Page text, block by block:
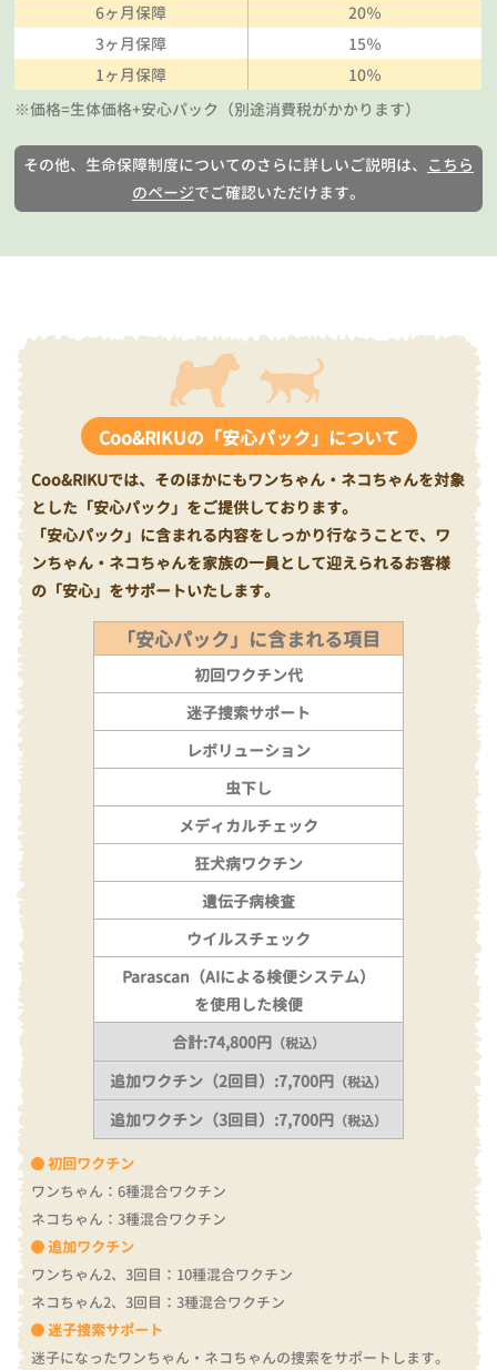
6ヶ月保障
20％
3ヶ月保障
15％
1ヶ月保障
10％
※価格=生体価格+安心パック（別途消費税がかかります）
その他、生命保障制度についてのさらに詳しいご説明は、 こちら
のページでご確認いただけます。
Coo&RIKUの「安心パック」について
Coo&RIKUでは、そのほかにもワンちゃん・ネコちゃんを対象
とした「安心パック」をご提供しております。
「安心パック」に含まれる内容をしっかり行なうことで、ワ
ンちゃん・ネコちゃんを家族の一員として迎えられるお客様
の「安心」をサポートいたします。
初回ワクチン
ワンちゃん：6種混合ワクチン
ネコちゃん：3種混合ワクチン
追加ワクチン
ワンちゃん2、3回目：10種混合ワクチン
ネコちゃん2、3回目：3種混合ワクチン
迷子捜索サポート
迷子になったワンちゃん・ネコちゃんの捜索をサポートします。
「安心パック」に含まれる項目
初回ワクチン代
迷子捜索サポート
レボリューション
虫下し
メディカルチェック
狂犬病ワクチン
遺伝子病検査
ウイルスチェック
Parascan（AIによる検便システム）
を使用した検便
合計:74,800円 （税込）
追加ワクチン（2回目）:7,700円 （税込）
追加ワクチン（3回目）:7,700円 （税込）